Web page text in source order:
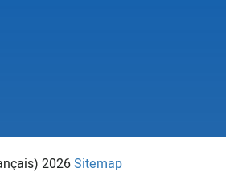
2026Sitemap